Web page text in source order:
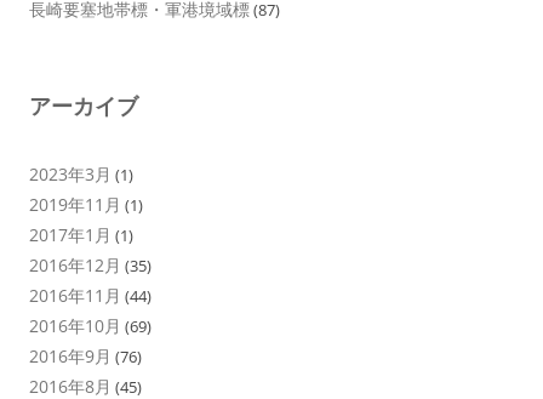
長崎要塞地帯標・軍港境域標(87)
アーカイブ
2023年3月 (1)
2019年11月 (1)
2017年1月 (1)
2016年12月 (35)
2016年11月 (44)
2016年10月 (69)
2016年9月 (76)
2016年8月 (45)